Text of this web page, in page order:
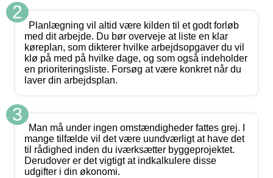
2
Planlægning vil altid være kilden til et godt forløb
med dit arbejde. Du bør overveje at liste en klar
køreplan, som dikterer hvilke arbejdsopgaver du vil
klø på med på hvilke dage, og som også indeholder
en prioriteringsliste. Forsøg at være konkret når du
laver din arbejdsplan.
3
Man må under ingen omstændigheder fattes grej. I
mange tilfælde vil det være uundværligt at have det
til rådighed inden du iværksætter byggeprojektet.
Derudover er det vigtigt at indkalkulere disse
udgifter i din økonomi.